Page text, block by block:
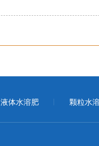
液体水溶肥 颗粒水